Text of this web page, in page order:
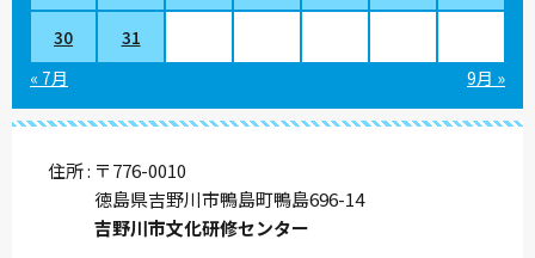
30
31
« 7月
9月 »
住所 〒776-0010
徳島県吉野川市鴨島町鴨島696-14
吉野川市文化研修センター